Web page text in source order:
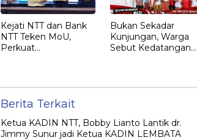
Kejati NTT dan Bank
NTT Teken MoU,
Perkuat
Pemulihan Aset
Perbankan
Bukan Sekadar
Kunjungan, Warga
Sebut Kedatangan
Berita Terkait
Ketua KADIN NTT, Bobby Lianto Lantik dr.
Jimmy Sunur jadi Ketua KADIN LEMBATA